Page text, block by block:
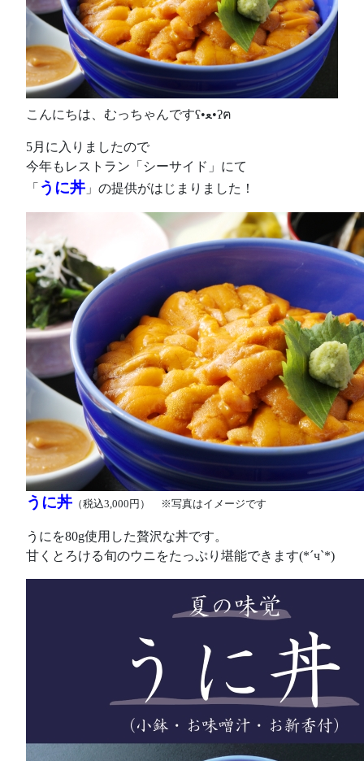
こんにちは、むっちゃんですʕ•ﻌ•ʔฅ
5月に入りましたので
今年もレストラン「シーサイド」にて
「 うに丼 」の提供がはじまりました！
うに丼 （税込3,000円） ※写真はイメージです
うにを80g使用した贅沢な丼です。
甘くとろける旬のウニをたっぷり堪能できます(*´ч`*)